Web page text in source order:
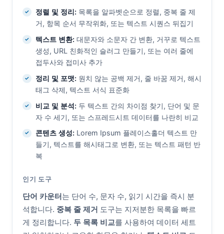
정렬 및 정리: 목록을 알파벳순으로 정렬, 중복 줄 제
거, 항목 순서 무작위화, 또는 텍스트 시퀀스 뒤집기
텍스트 변환: 대문자와 소문자 간 변환, 거꾸로 텍스트
생성, URL 친화적인 슬러그 만들기, 또는 여러 줄에
접두사와 접미사 추가
정리 및 포맷: 원치 않는 공백 제거, 줄 바꿈 제거, 해시
태그 삭제, 텍스트 서식 표준화
비교 및 분석: 두 텍스트 간의 차이점 찾기, 단어 및 문
자 수 세기, 또는 스프레드시트 데이터를 나란히 비교
콘텐츠 생성: Lorem Ipsum 플레이스홀더 텍스트 만
들기, 텍스트를 해시태그로 변환, 또는 텍스트 패턴 반
복
인기 도구
단어 카운터는 단어 수, 문자 수, 읽기 시간을 즉시 분
석합니다. 중복 줄 제거 도구는 지저분한 목록을 빠르
게 정리합니다. 두 목록 비교를 사용하여 데이터 세트